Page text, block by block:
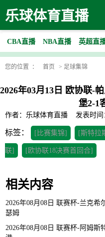
乐球体育直播
CBA直播 NBA直播 英超直
您的位置 ： 首页 > 足球集锦
2026年03月13日 欧协联-
堡2-1
作者：乐球体育直播 发表时间
标签： [比赛集锦] [斯特拉
联] [欧协联18决赛首回合]
相关内容
2026年08月08日 联赛杯-兰克
瑟姆
2026年08月08日 联赛杯-阿姆